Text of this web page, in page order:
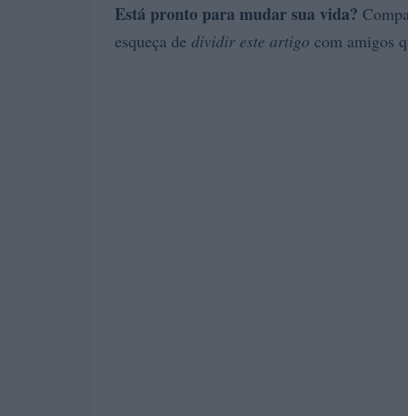
Está pronto para mudar sua vida?
esqueça de dividir este artigo com amigos